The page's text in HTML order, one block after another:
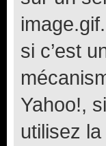
si c’est
Yahoo!,
utilisez